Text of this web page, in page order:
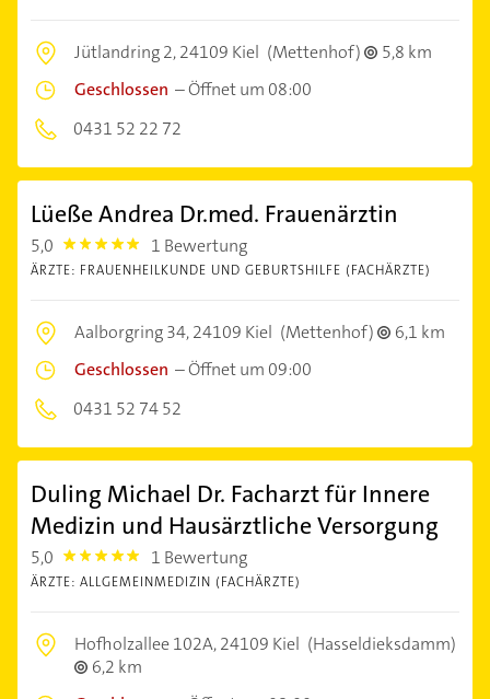
Jütlandring 2,24109 Kiel (Mettenhof)
5,8 km
Geschlossen –Öffnet um 08:00
0431 52 22 72
Lüeße Andrea Dr.med. Frauenärztin
5,0 5.0 1 Bewertung
ÄRZTE: FRAUENHEILKUNDE UND GEBURTSHILFE (FACHÄRZTE)
Aalborgring 34,24109 Kiel (Mettenhof)
6,1 km
Geschlossen –Öffnet um 09:00
0431 52 74 52
Duling Michael Dr. Facharzt für Innere
Medizin und Hausärztliche Versorgung
5,0 5.0 1 Bewertung
ÄRZTE: ALLGEMEINMEDIZIN (FACHÄRZTE)
Hofholzallee 102A,24109 Kiel (Hasseldieksdamm)
6,2 km